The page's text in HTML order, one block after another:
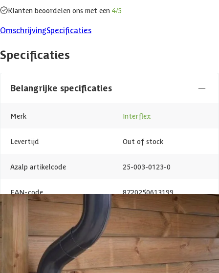
Klanten beoordelen ons met een 4/5
OmschrijvingSpecificaties
Specificaties
Belangrijke specificaties
Merk Interflex
Levertijd Out of stock
Azalp artikelcode 25-003-0123-0
EAN-code 8720250613199
bij TrustedShops
Luxe assortimenttegen scherpe prijzen
Maatwerk:We maken het betaalbaar.